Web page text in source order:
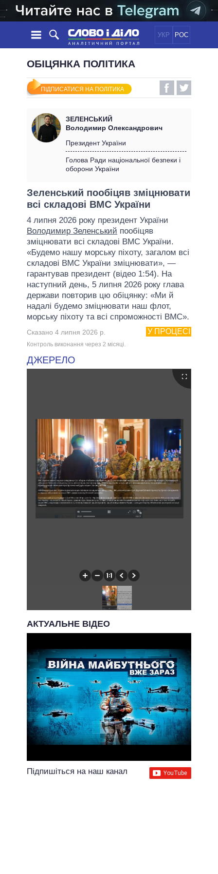
УКР РОС
НОВИНИ
СТРІЧКА
ПОДІЇ
СТАТТІ
ДУМКИ
ОГЛЯДИ
ДАЙДЖЕСТИ
ПОЛІТИКА
ЕКОНОМІКА
СВІТ
ОБIЦЯНКИ
УСІ ПОЛІТИКИ
ПРЕЗИДЕНТ І ОФІС
КАБІНЕТ МІНІСТРІВ
МЕРИ МІСТ
ВСІ ПЕРСОНИ
ІНФОГРАФІКА
ВІДЕО
ПІДТРИМАТИ
ПОРІВНЯННЯ ПОЛІТИКІВ
ОБІЦЯНКА ПОЛІТИКА
ПІДПИСАТИСЯ НА ПОЛІТИКА
ЗЕЛЕНСЬКИЙ
Володимир Олександрович
Президент України
Голова Ради національної безпеки і
оборони України
Зеленський пообіцяв зміцнювати
всі складові ВМС України
4 липня 2026 року президент України
Володимир Зеленський пообіцяв
зміцнювати всі складові ВМС України.
«Будемо нашу морську піхоту, загалом всі
складові ВМС України зміцнювати», —
гарантував президент (відео 1:54). На
наступний день, 5 липня 2026 року глава
держави повторив цю обіцянку: «Ми й
надалі будемо зміцнювати наш флот,
морську піхоту та всі спроможності ВМС».
У ПРОЦЕСІ
Сказано 4 липня 2026 р.
Контроль виконання через 2 мiсяцi.
ДЖЕРЕЛО
АКТУАЛЬНЕ ВІДЕО
Підпишіться на наш канал